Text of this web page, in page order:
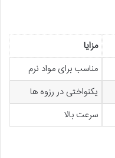
مزایا
مناسب برای مواد نرم
یکنواختی در رزوه ها
سرعت بالا